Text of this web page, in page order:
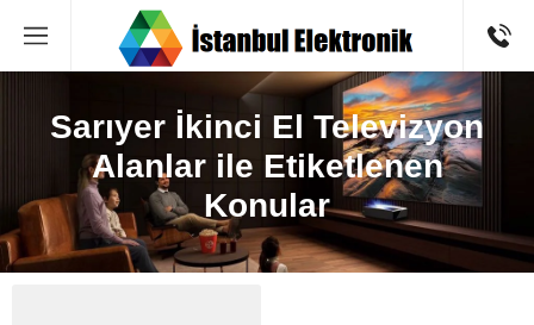
Sarıyer İkinci El Televizyon
Alanlar ile Etiketlenen
Konular